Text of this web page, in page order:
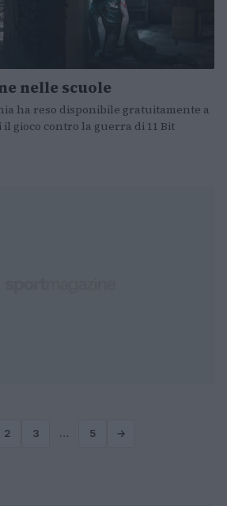
nelle scuole
ha reso disponibile gratuitamente a
gioco contro la guerra di 11 Bit
2 3 … 5 →